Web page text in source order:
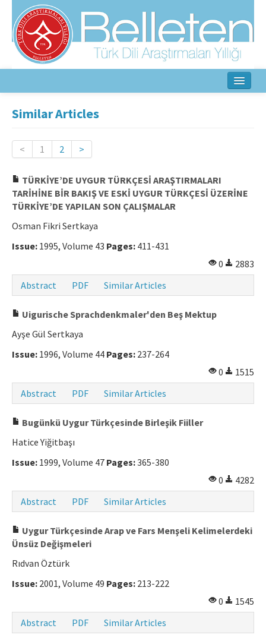
Aim & Scope
Editorial Board
Author Guidelines
Ethical Principles
Manuscript Submission
ISSN: 0564-5050 · e-ISSN: 2651-5113
Similar Articles
< 1 2 >
TÜRKİYE’DE UYGUR TÜRKÇESİ ARAŞTIRMALARI
TARİHİNE BİR BAKIŞ VE ESKİ UYGUR TÜRKÇESİ ÜZERİNE
TÜRKİYE’DE YAPILAN SON ÇALIŞMALAR
Osman Fikri Sertkaya
Issue: 1995, Volume 43 Pages: 411-431
0
2883
Abstract
PDF Similar Articles
Uigurische Sprachdenkmaler'den Beş Mektup
Ayşe Gül Sertkaya
Issue: 1996, Volume 44 Pages: 237-264
0
1515
Abstract
PDF Similar Articles
Bugünkü Uygur Türkçesinde Birleşik Fiiller
Hatice Yiğitbaşı
Issue: 1999, Volume 47 Pages:365-380
0
4282
Abstract
PDF Similar Articles
Uygur Türkçesinde Arap ve Fars Menşeli Kelimelerdeki
Ünsüz Değişmeleri
Rıdvan Öztürk
Issue: 2001, Volume 49 Pages: 213-222
0
1545
Abstract
PDF Similar Articles